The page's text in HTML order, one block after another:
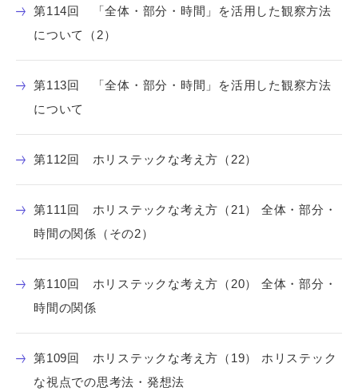
第114回 「全体・部分・時間」を活用した観察方法
について（2）
第113回 「全体・部分・時間」を活用した観察方法
について
第112回 ホリステックな考え方（22）
第111回 ホリステックな考え方（21） 全体・部分・
時間の関係（その2）
第110回 ホリステックな考え方（20） 全体・部分・
時間の関係
第109回 ホリステックな考え方（19） ホリステック
な視点での思考法・発想法